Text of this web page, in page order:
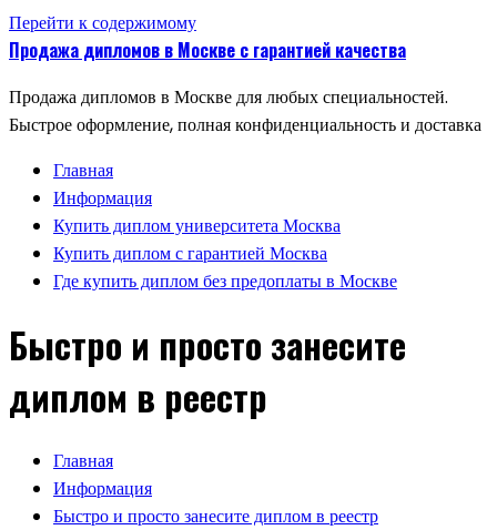
Перейти к содержимому
Продажа дипломов в Москве с гарантией качества
Продажа дипломов в Москве для любых специальностей.
Быстрое оформление, полная конфиденциальность и доставка
Главная
Информация
Купить диплом университета Москва
Купить диплом с гарантией Москва
Где купить диплом без предоплаты в Москве
Быстро и просто занесите
диплом в реестр
Главная
Информация
Быстро и просто занесите диплом в реестр